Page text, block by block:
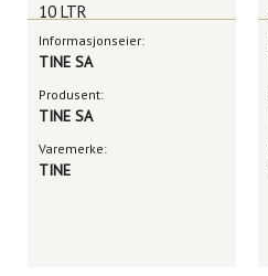
10 LTR
Informasjonseier:
TINE SA
Produsent:
TINE SA
Varemerke:
TINE